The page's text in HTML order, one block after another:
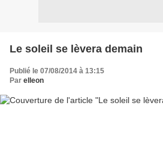
Le soleil se lèvera demain
Publié le 07/08/2014 à 13:15
Par elleon